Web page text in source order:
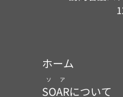
ホーム
SOAR
ソア
について